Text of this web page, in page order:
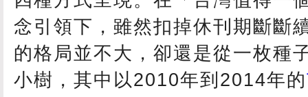
念引領下，雖然扣掉休刊期斷斷
的格局並不大，卻還是從一枚種
小樹，其中以2010年到2014年的